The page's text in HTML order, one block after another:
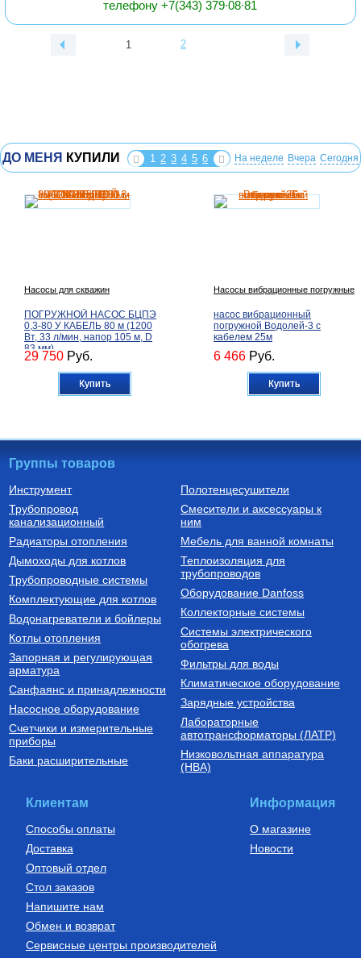
телефону +7(343) 379∙08∙81
1 2
ДО МЕНЯ КУПИЛИ 1 2 3 4 5 6 На неделе Вчера Сегодня
Насосы для скважин
ПОГРУЖНОЙ НАСОС БЦПЭ
0,3-80 У КАБЕЛЬ 80 м (1200
Вт, 33 л/мин, напор 105 м, D
83 мм)
29 750 Руб.
Купить
Насосы вибрационные погружные
насос вибрационный
погружной Водолей-3 с
кабелем 25м
6 466 Руб.
Купить
Бойлеры (водонагреватели
косвенного нагрева)
нагрева напольный из
нержавеющей стали STINOX F
500 л., арт.: 805F0050
127 190Руб.
Купить
Трубы из сшитого полиэтилена
Труба напорная из сшитого
полиэтилена с барьерным
слоем EVOH, тип PE-Xa
16(2.2) бухта 100 м,
VA1622.3.C.100
7 300Руб.
Котлы газовые настенные
одноконтурный Vitabel HF 32
63 890Руб.
Купить
Дымоходы для котлов DN 80
(традиционные)
Элемент дымохода DN80
Руб.
Купить
Бойлеры (водонагреватели
Установки канализационные
Группы товаров
Инструмент
Трубопровод
канализационный
Радиаторы отопления
Дымоходы для котлов
Трубопроводные системы
Комплектующие для котлов
Водонагреватели и бойлеры
Котлы отопления
Запорная и регулирующая
арматура
Санфаянс и принадлежности
Насосное оборудование
Счетчики и измерительные
приборы
Баки расширительные
Полотенцесушители
Смесители и аксессуары к
ним
Мебель для ванной комнаты
Теплоизоляция для
трубопроводов
Оборудование Danfoss
Коллекторные системы
Системы электрического
обогрева
Фильтры для воды
Климатическое оборудование
Зарядные устройства
Лабораторные
автотрансформаторы (ЛАТР)
Низковольтная аппаратура
(НВА)
Клиентам
Способы оплаты
Доставка
Оптовый отдел
Стол заказов
Напишите нам
Обмен и возврат
Сервисные центры производителей
Информация
О магазине
Новости